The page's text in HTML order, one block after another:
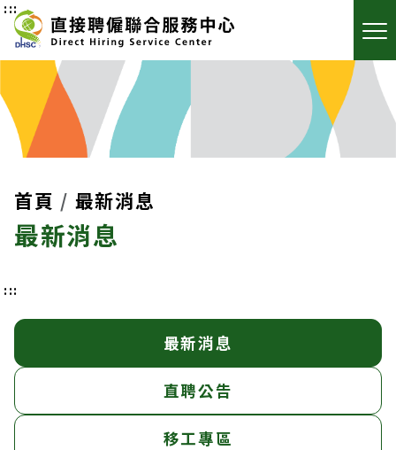
:::
首頁 最新消息
最新消息
:::
最新消息
直聘公告
移工專區